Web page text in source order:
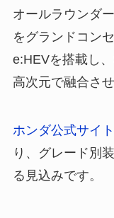
オールラウンダ
をグランドコン
e:HEVを搭載し
高次元で融合さ
ホンダ公式サイト
り、グレード別
る見込みです。